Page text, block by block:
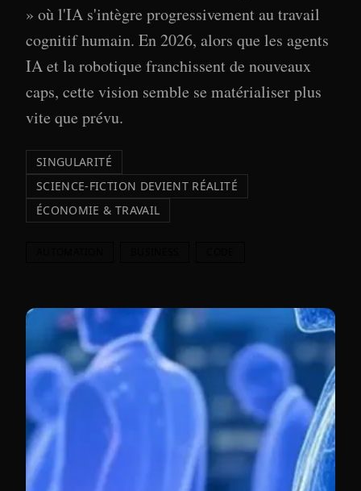
» où l'IA s'intègre progressivement au travail
cognitif humain. En 2026, alors que les agents
IA et la robotique franchissent de nouveaux
caps, cette vision semble se matérialiser plus
vite que prévu.
SINGULARITÉ
SCIENCE-FICTION DEVIENT RÉALITÉ
ÉCONOMIE & TRAVAIL